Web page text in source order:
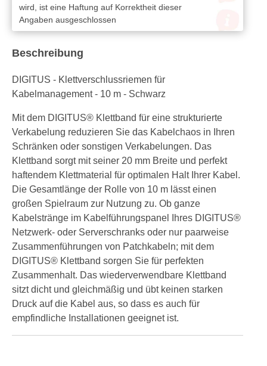
wird, ist eine Haftung auf Korrektheit dieser
Angaben ausgeschlossen
Beschreibung
DIGITUS - Klettverschlussriemen für
Kabelmanagement - 10 m - Schwarz
Mit dem DIGITUS® Klettband für eine strukturierte
Verkabelung reduzieren Sie das Kabelchaos in Ihren
Schränken oder sonstigen Verkabelungen. Das
Klettband sorgt mit seiner 20 mm Breite und perfekt
haftendem Klettmaterial für optimalen Halt Ihrer Kabel.
Die Gesamtlänge der Rolle von 10 m lässt einen
großen Spielraum zur Nutzung zu. Ob ganze
Kabelstränge im Kabelführungspanel Ihres DIGITUS®
Netzwerk- oder Serverschranks oder nur paarweise
Zusammenführungen von Patchkabeln; mit dem
DIGITUS® Klettband sorgen Sie für perfekten
Zusammenhalt. Das wiederverwendbare Klettband
sitzt dicht und gleichmäßig und übt keinen starken
Druck auf die Kabel aus, so dass es auch für
empfindliche Installationen geeignet ist.